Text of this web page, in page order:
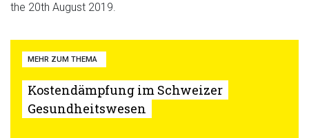
the 20th August 2019.
MEHR ZUM THEMA
Kostendämpfung im Schweizer
Gesundheitswesen